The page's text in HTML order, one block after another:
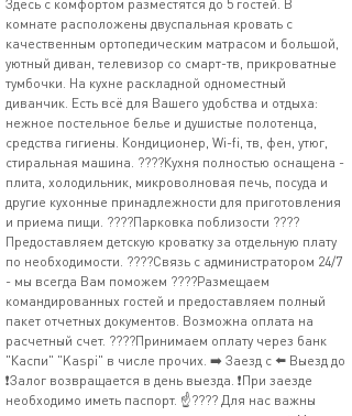
Здесь с комфортом разместятся до 5 гостей. В
комнате расположены двуспальная кровать с
качественным ортопедическим матрасом и большой,
уютный диван, телевизор со смарт-тв, прикроватные
тумбочки. На кухне раскладной одноместный
диванчик. Есть всё для Вашего удобства и отдыха:
нежное постельное белье и душистые полотенца,
средства гигиены. Кондиционер, Wi-fi, тв, фен, утюг,
стиральная машина. ????️Кухня полностью оснащена -
плита, холодильник, микроволновая печь, посуда и
другие кухонные принадлежности для приготовления
и приема пищи. ????Парковка поблизости ????
Предоставляем детскую кроватку за отдельную плату
по необходимости. ????Связь с администратором 24/7
- мы всегда Вам поможем ????Размещаем
командированных гостей и предоставляем полный
пакет отчетных документов. Возможна оплата на
расчетный счет. ????Принимаем оплату через банк
"Каспи" "Kaspi" в числе прочих. ➡️ Заезд с ⬅️ Выезд до
❗Залог возвращается в день выезда. ❗При заезде
необходимо иметь паспорт. ☝???? Для нас важны